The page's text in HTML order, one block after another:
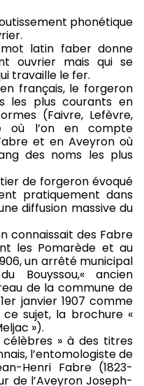
phonétique
latin faber donne
ouvrier mais qui se
travaille le fer.
français, le forgeron
les plus courants en
(Faivre, Lefèvre,
où l’on en compte
et en Aveyron où
des noms les plus
de forgeron évoqué
pratiquement dans
diffusion massive du
connaissait des Fabre
les Pomarède et au
un arrêté municipal
Bouyssou,« ancien
de la commune de
janvier 1907 comme
sujet, la brochure «
»).
célèbres » à des titres
l’entomologiste de
Henri Fabre (1823-
de l’Aveyron Joseph-